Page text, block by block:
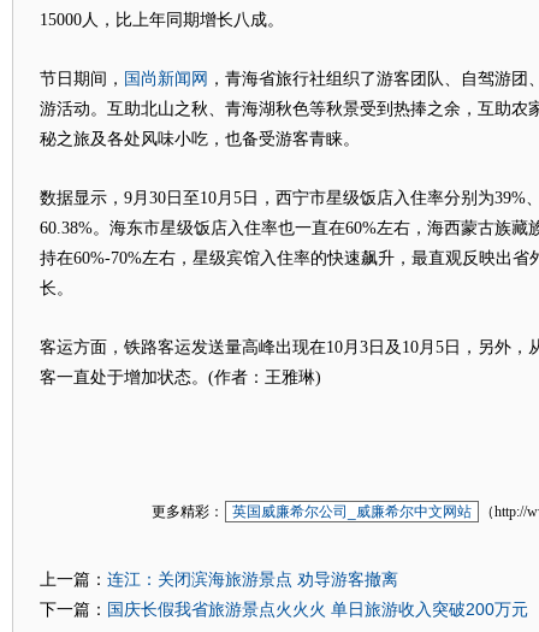
15000人，比上年同期增长八成。
节日期间， 国尚新闻网 ，青海省旅行社组织了游客团队、自驾游团
游活动。互助北山之秋、青海湖秋色等秋景受到热捧之余，互助农
秘之旅及各处风味小吃，也备受游客青睐。
数据显示，9月30日至10月5日，西宁市星级饭店入住率分别为39%
60.38%。海东市星级饭店入住率也一直在60%左右，海西蒙古族藏
持在60%-70%左右，星级宾馆入住率的快速飙升，最直观反映出省
长。
客运方面，铁路客运发送量高峰出现在10月3日及10月5日，另外，
客一直处于增加状态。(作者：王雅琳)
更多精彩： 英国威廉希尔公司_威廉希尔中文网站 （http://
上一篇： 连江：关闭滨海旅游景点 劝导游客撤离
下一篇： 国庆长假我省旅游景点火火火 单日旅游收入突破200万元